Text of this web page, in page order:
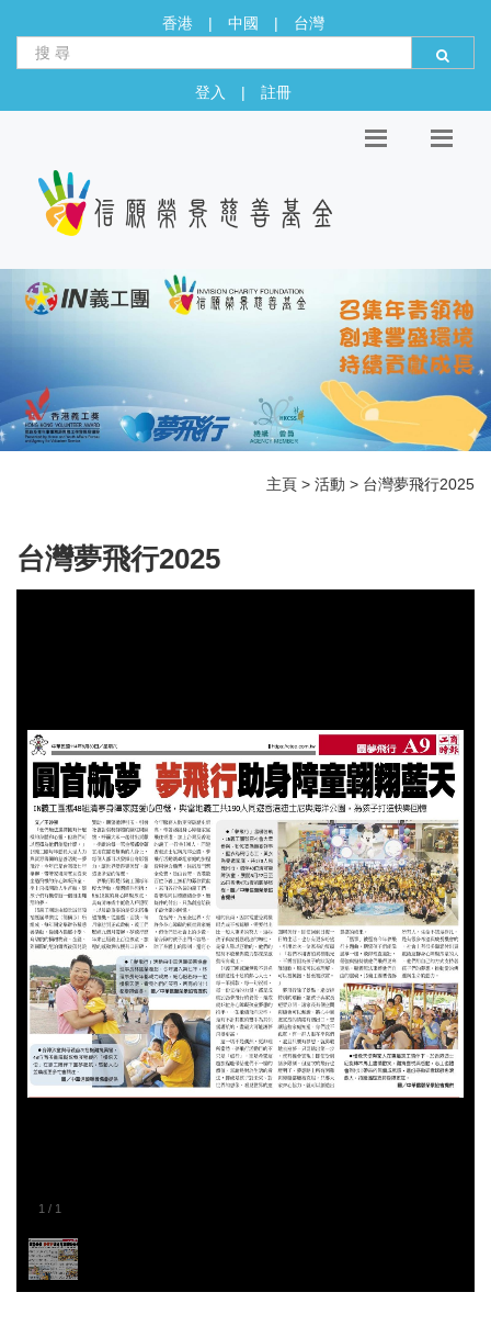
香港 | 中國 | 台灣
登入 | 註冊
主頁 > 活動 > 台灣夢飛行2025
台灣夢飛行2025
1 / 1